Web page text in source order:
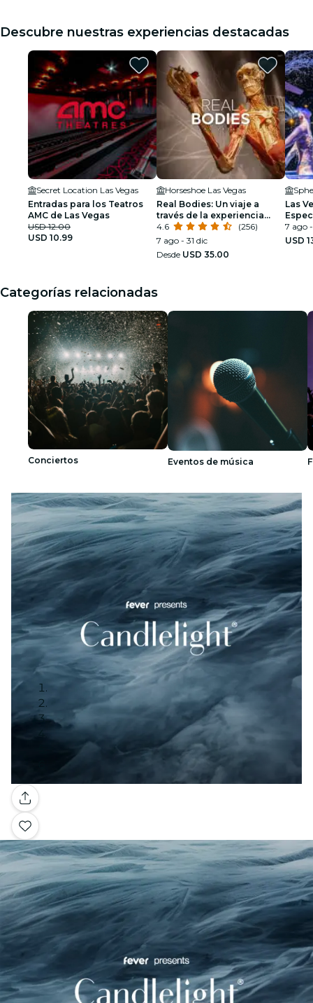
Descubre nuestras experiencias destacadas
Secret Location Las Vegas
Entradas para los Teatros
AMC de Las Vegas
USD 12.00
USD 10.99
Horseshoe Las Vegas
Real Bodies: Un viaje a
través de la experiencia
humana
4.6
(256)
7 ago - 31 dic
Desde USD 35.00
Las
Vegas
7 ago
USD
Categorías relacionadas
Conciertos Eventos de música
Galería